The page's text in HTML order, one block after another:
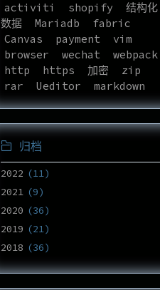
activiti
shopify
结构化
数据
Mariadb
fabric
Canvas
payment
vim
browser
wechat
webpack
http
https 加密
zip
rar
Ueditor markdown
归档
2022
11
2021
9
2020
36
2019
21
2018
36